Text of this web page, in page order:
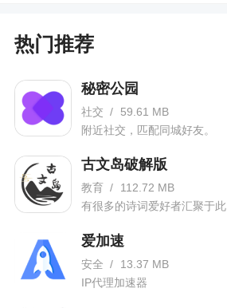
提升体验，修复部分问题。
热门推荐
秘密公园
社交 /
59.61 MB
附近社交，匹配同城好友。
古文岛破解版
教育 /
112.72 MB
有很多的诗词爱好者汇聚于此
爱加速
安全 /
13.37 MB
IP代理加速器